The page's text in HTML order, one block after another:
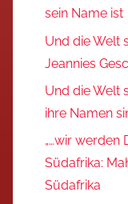
sein Name
Und die Welt
Jeannies
Und die Welt
ihre Namen
„…wir werden
Südafrika:
Südafrika